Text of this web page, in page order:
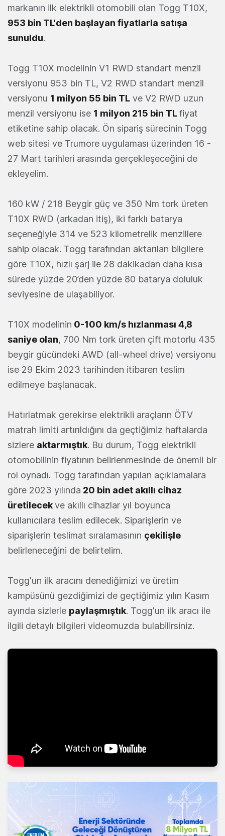
markanın ilk elektrikli otomobili olan Togg T10X,
953 bin TL'den başlayan fiyatlarla satışa
sunuldu.
Togg T10X modelinin V1 RWD standart menzil
versiyonu 953 bin TL, V2 RWD standart menzil
versiyonu 1 milyon 55 bin TL ve V2 RWD uzun
menzil versiyonu ise 1 milyon 215 bin TLfiyat
etiketine sahip olacak. Ön sipariş sürecinin Togg
web sitesi ve Trumore uygulaması üzerinden 16 -
27 Mart tarihleri arasında gerçekleşeceğini de
ekleyelim.
160 kW / 218 Beygir güç ve 350 Nm tork üreten
T10X RWD (arkadan itiş), iki farklı batarya
seçeneğiyle 314 ve 523 kilometrelik menzillere
sahip olacak. Togg tarafından aktarılan bilgilere
göre T10X, hızlı şarj ile 28 dakikadan daha kısa
sürede yüzde 20’den yüzde 80 batarya doluluk
seviyesine de ulaşabiliyor.
T10X modelinin 0-100 km/s hızlanması 4,8
saniye olan, 700 Nm tork üreten çift motorlu 435
beygir gücündeki AWD (all-wheel drive) versiyonu
ise 29 Ekim 2023 tarihinden itibaren teslim
edilmeye başlanacak.
Hatırlatmak gerekirse elektrikli araçların ÖTV
matrah limiti artırıldığını da geçtiğimiz haftalarda
sizlere aktarmıştık. Bu durum, Togg elektrikli
otomobilinin fiyatının belirlenmesinde de önemli bir
rol oynadı. Togg tarafından yapılan açıklamalara
göre 2023 yılında 20 bin adet akıllı cihaz
üretilecekve akıllı cihazlar yıl boyunca
kullanıcılara teslim edilecek. Siparişlerin ve
siparişlerin teslimat sıralamasının çekilişle
belirleneceğini de belirtelim.
Togg'un ilk aracını denediğimizi ve üretim
kampüsünü gezdiğimizi de geçtiğimiz yılın Kasım
ayında sizlerle paylaşmıştık. Togg'un ilk aracı ile
ilgili detaylı bilgileri videomuzda bulabilirsiniz.